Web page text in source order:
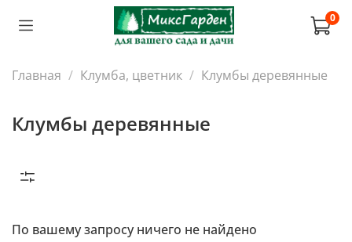
0
Главная Клумба, цветник Клумбы деревянные
Клумбы деревянные
По вашему запросу ничего не найдено